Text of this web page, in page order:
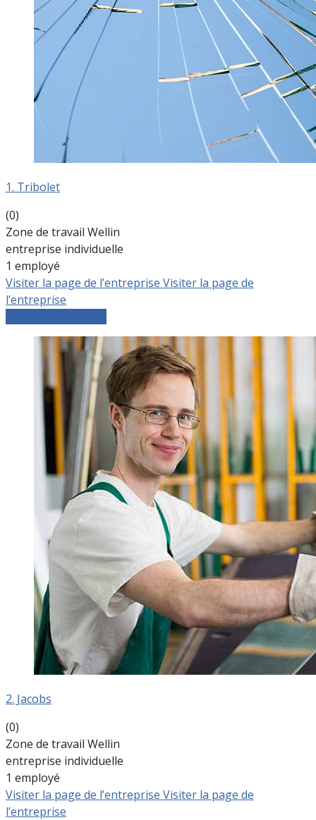
1. Tribolet
(0)
Zone de travail Wellin
entreprise individuelle
1 employé
Visiter la page de l’entreprise Visiter la page de
l’entreprise
2. Jacobs
(0)
Zone de travail Wellin
entreprise individuelle
1 employé
Visiter la page de l’entreprise Visiter la page de
l’entreprise